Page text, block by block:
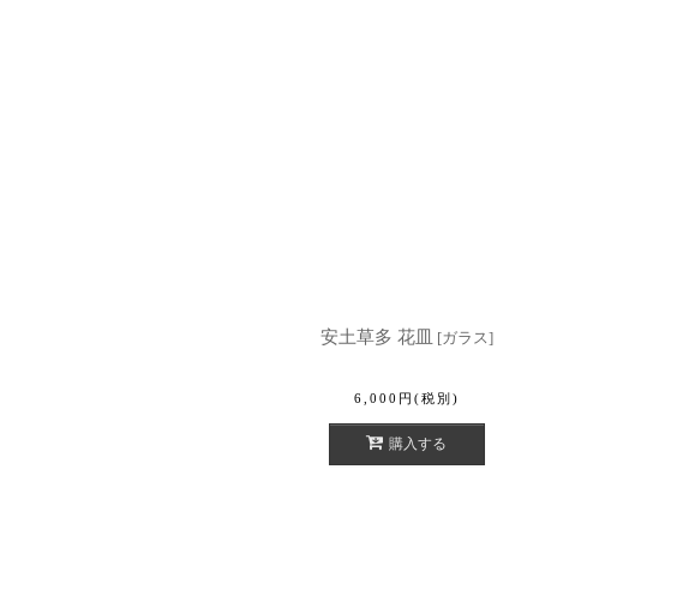
安土草多 花皿 [ガラス]
6,000 円 (税別)
購入する